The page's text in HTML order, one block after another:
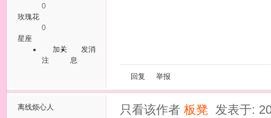
0
玫瑰花
0
星座
加关
注
发消
息
回复 举报
离线烦心人 只看该作者 板凳 发表于: